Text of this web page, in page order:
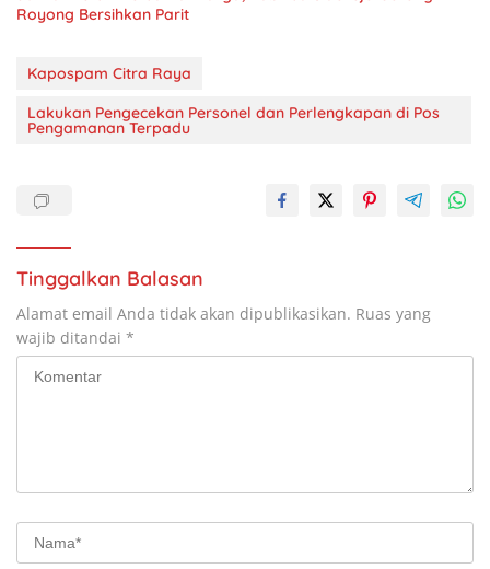
Royong Bersihkan Parit
Kapospam Citra Raya
Lakukan Pengecekan Personel dan Perlengkapan di Pos
Pengamanan Terpadu
Tinggalkan Balasan
Alamat email Anda tidak akan dipublikasikan. Ruas yang
wajib ditandai *